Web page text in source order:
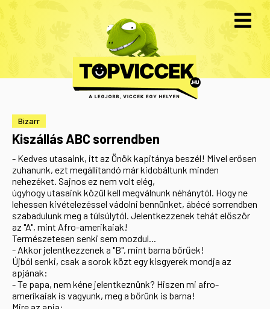
Bizarr
Kiszállás ABC sorrendben
- Kedves utasaink, itt az Önök kapitánya beszél! Mivel erősen
zuhanunk, ezt megállítandó már kidobáltunk minden
nehezéket. Sajnos ez nem volt elég,
úgyhogy utasaink közül kell megválnunk néhánytól. Hogy ne
lehessen kivételezéssel vádolni bennünket, ábécé sorrendben
szabadulunk meg a túlsúlytól. Jelentkezzenek tehát először
az "A", mint Afro-amerikaiak!
Természetesen senki sem mozdul...
- Akkor jelentkezzenek a "B", mint barna bőrűek!
Újból senki, csak a sorok közt egy kisgyerek mondja az
apjának:
- Te papa, nem kéne jelentkeznünk? Hiszen mi afro-
amerikaiak is vagyunk, meg a bőrünk is barna!